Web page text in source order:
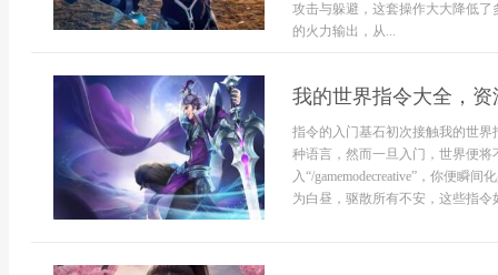
攻击与躲避，这套操作大大降低
的火力输出，从...
我的世界指令大全，
指令的入门基石初次接触我的世
种语言，然而一旦入门，世界便
入“/gamemodecreative”，你便瞬
为白昼，驱散所有不安，这些指令